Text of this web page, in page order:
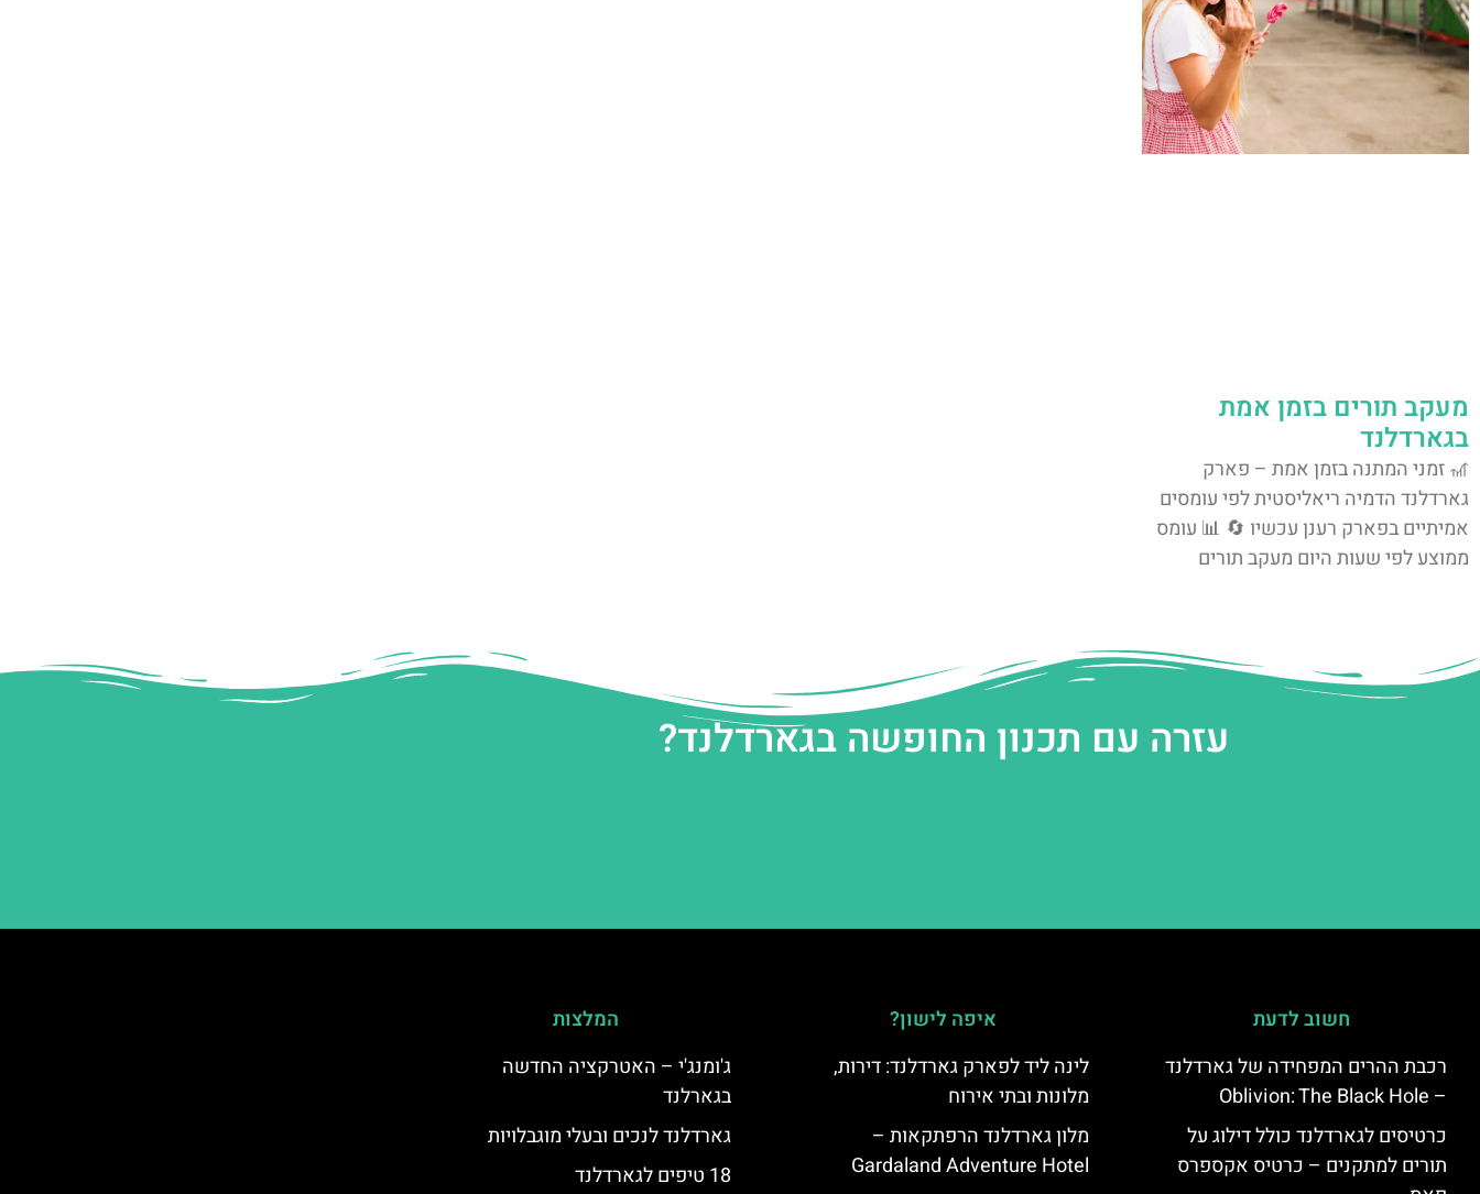
מעקב תורים בזמן אמת
בגארדלנד
🎢 זמני המתנה בזמן אמת – פארק
גארדלנד הדמיה ריאליסטית לפי עומסים
אמיתיים בפארק רענן עכשיו 🔄 📊 עומס
ממוצע לפי שעות היום מעקב תורים
עזרה עם תכנון החופשה בגארדלנד?
חשוב לדעת
רכבת ההרים המפחידה של גארדלנד
– Oblivion: The Black Hole
כרטיסים לגארדלנד כולל דילוג על
תורים למתקנים – כרטיס אקספרס
איפה לישון?
לינה ליד לפארק גארדלנד: דירות,
מלונות ובתי אירוח
מלון גארדלנד הרפתקאות –
Gardaland Adventure Hotel
המלצות
ג'ומנג'י – האטרקציה החדשה
בגארלנד
גארדלנד לנכים ובעלי מוגבלויות
18 טיפים לגארדלנד